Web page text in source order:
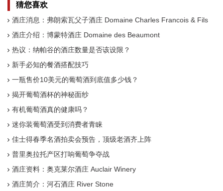
猜您喜欢
酒庄消息：弗朗索瓦父子酒庄 Domaine Charles Francois & Fils
酒庄介绍：博蒙特酒庄 Domaine des Beaumont
热议：纳帕谷的酒庄数量是否该设限？
新手必知的餐酒搭配技巧
一瓶售价10美元的葡萄酒到底值多少钱？
揭开葡萄酒杯的神秘面纱
有机葡萄酒真的健康吗？
迷你装葡萄酒受到消费者青睐
佳士得春季名酒拍卖会预告，顶级老酒齐上阵
普里奥拉托产区打响葡萄争夺战
酒庄资料：奥克莱尔酒庄 Auclair Winery
酒庄简介：河石酒庄 River Stone